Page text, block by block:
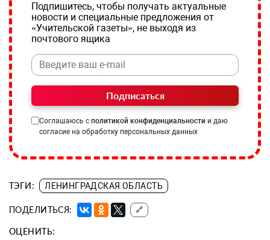
Подпишитесь, чтобы получать актуальные
новости и специальные предложения от
«Учительской газеты», не выходя из
почтового ящика
Подписаться
Соглашаюсь с политикой конфиденциальности и даю
согласие на обработку персональных данных
ТЭГИ: ЛЕНИНГРАДСКАЯ ОБЛАСТЬ
ПОДЕЛИТЬСЯ: 🔗
ОЦЕНИТЬ: